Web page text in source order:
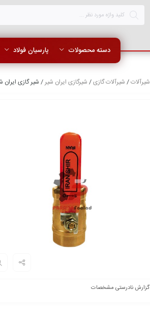
دسته محصولات پارسیان فولاد
شیرآلات/ شیرآلات گازی/ شیرگازی ایران شیر/ شیر گازی ایران شیر
گزارش نادرستی مشخصات